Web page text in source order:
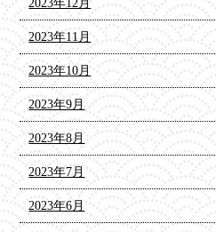
2023年12月
2023年11月
2023年10月
2023年9月
2023年8月
2023年7月
2023年6月